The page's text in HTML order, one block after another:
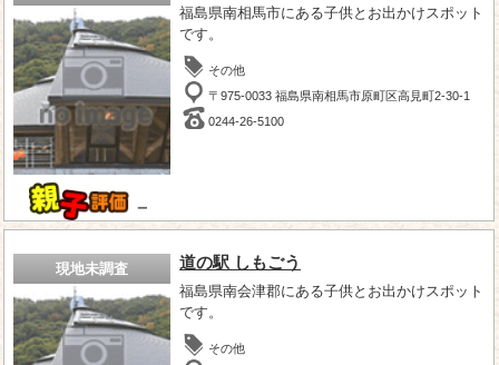
－
福島県南相馬市にある子供とお出かけスポット
です。
その他
〒975-0033 福島県南相馬市原町区高見町2-30-1
0244-26-5100
現地未調査 道の駅 しもごう
福島県南会津郡にある子供とお出かけスポット
です。
その他